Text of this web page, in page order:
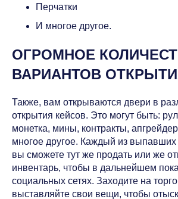
Перчатки
И многое другое.
ОГРОМНОЕ
ВАРИАНТОВ
Также, вам открываются двери в
открытия кейсов. Это могут быть:
монетка, мины, контракты,
многое другое. Каждый из
вы сможете тут же продать или же
инвентарь, чтобы в дальнейшем
социальных сетях. Заходите на
выставляйте свои вещи, чтобы